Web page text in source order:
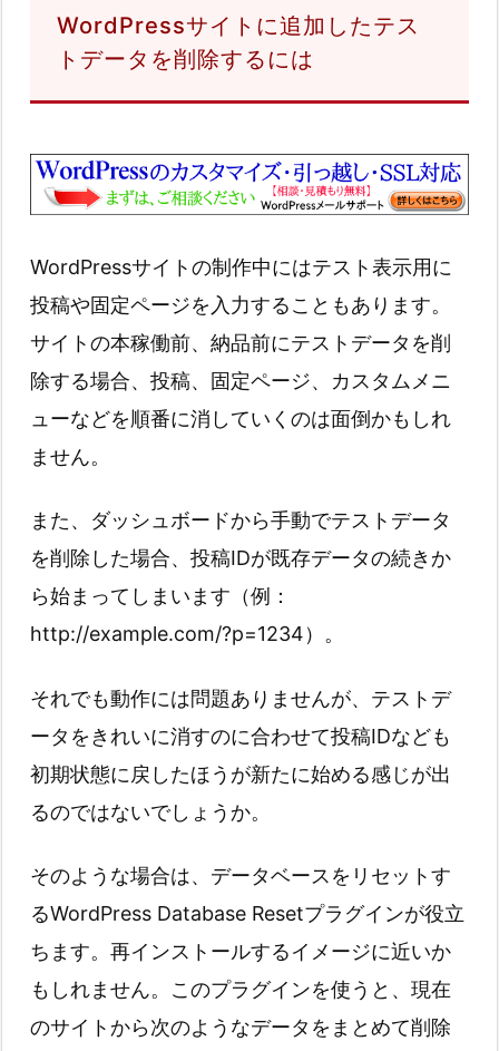
WordPressサイトに追加したテス
トデータを削除するには
WordPressサイトの制作中にはテスト表示用に
投稿や固定ページを入力することもあります。
サイトの本稼働前、納品前にテストデータを削
除する場合、投稿、固定ページ、カスタムメニ
ューなどを順番に消していくのは面倒かもしれ
ません。
また、ダッシュボードから手動でテストデータ
を削除した場合、投稿IDが既存データの続きか
ら始まってしまいます（例：
http://example.com/?p=1234）。
それでも動作には問題ありませんが、テストデ
ータをきれいに消すのに合わせて投稿IDなども
初期状態に戻したほうが新たに始める感じが出
るのではないでしょうか。
そのような場合は、データベースをリセットす
るWordPress Database Resetプラグインが役立
ちます。再インストールするイメージに近いか
もしれません。このプラグインを使うと、現在
のサイトから次のようなデータをまとめて削除